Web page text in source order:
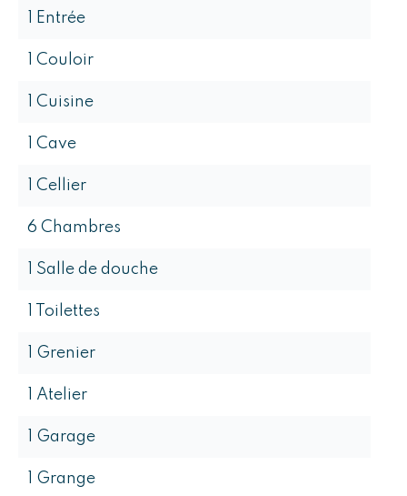
1 Entrée
1 Couloir
1 Cuisine
1 Cave
1 Cellier
6 Chambres
1 Salle de douche
1 Toilettes
1 Grenier
1 Atelier
1 Garage
1 Grange